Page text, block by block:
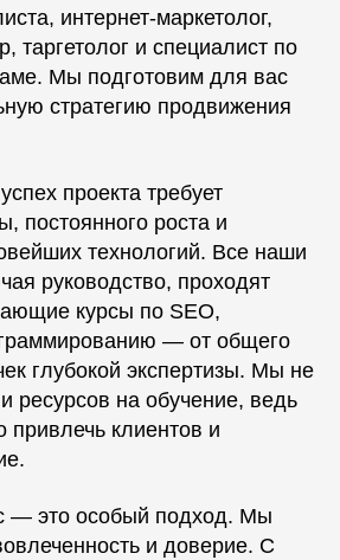
интернет-маркетолог,
таргетолог и специалист по
Мы подготовим для вас
стратегию продвижения
проекта требует
постоянного роста и
технологий. Все наши
руководство, проходят
курсы по SEO,
— от общего
глубокой экспертизы. Мы не
ресурсов на обучение, ведь
привлечь клиентов и
— это особый подход. Мы
и доверие. С